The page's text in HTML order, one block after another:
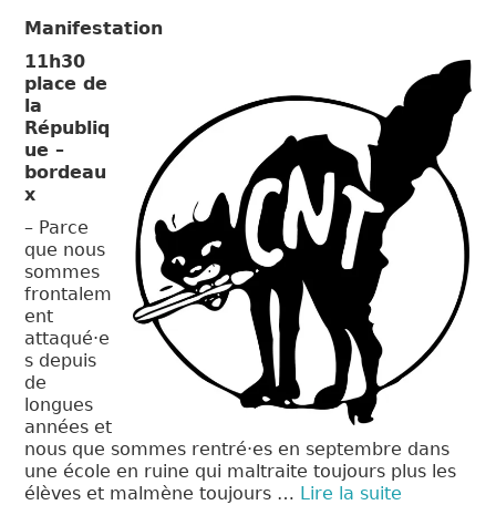
Manifestation
11h30
place de
la
Républiq
ue –
bordeau
x
– Parce
que nous
sommes
frontalem
ent
attaqué·e
s depuis
de
longues
années et
nous que sommes rentré·es en septembre dans
une école en ruine qui maltraite toujours plus les
élèves et malmène toujours … Lire la suite